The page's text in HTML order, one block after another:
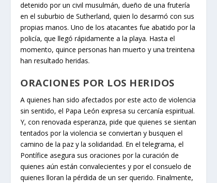
detenido por un civil musulmán, dueño de una frutería
en el suburbio de Sutherland, quien lo desarmó con sus
propias manos. Uno de los atacantes fue abatido por la
policía, que llegó rápidamente a la playa. Hasta el
momento, quince personas han muerto y una treintena
han resultado heridas.
ORACIONES POR LOS HERIDOS
A quienes han sido afectados por este acto de violencia
sin sentido, el Papa León expresa su cercanía espiritual.
Y, con renovada esperanza, pide que quienes se sientan
tentados por la violencia se conviertan y busquen el
camino de la paz y la solidaridad. En el telegrama, el
Pontífice asegura sus oraciones por la curación de
quienes aún están convalecientes y por el consuelo de
quienes lloran la pérdida de un ser querido. Finalmente,